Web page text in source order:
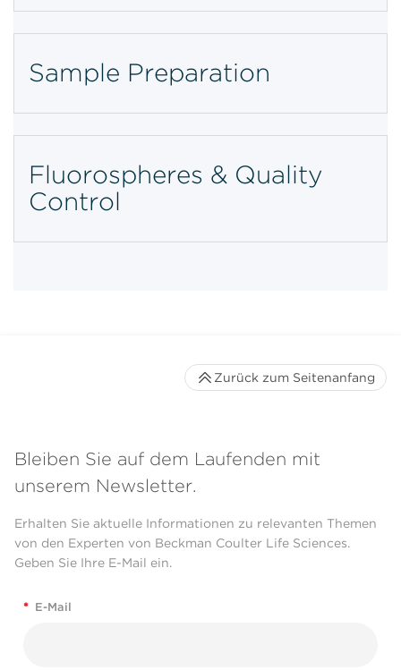
Sample Preparation
Fluorospheres & Quality
Control
Bleiben Sie auf dem Laufenden mit
unserem Newsletter.
Erhalten Sie aktuelle Informationen zu relevanten Themen
von den Experten von Beckman Coulter Life Sciences.
Geben Sie Ihre E-Mail ein.
* E-Mail
Zurück zum Seitenanfang